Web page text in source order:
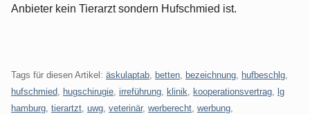
Anbieter kein Tierarzt sondern Hufschmied ist.
Tags für diesen Artikel: äskulaptab betten bezeichnung hufbeschlg
hufschmied
hugschirugie irreführung klinik kooperationsvertrag
lg
hamburg tierartzt uwg veterinär, werberecht werbung